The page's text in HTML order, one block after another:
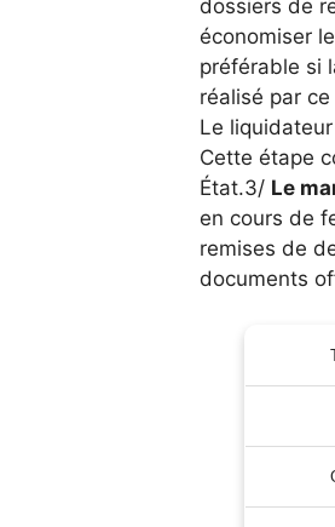
dossiers de
économiser
préférable si
réalisé par
Le
Cette étape
État.3/ Le
en cours de
remises de
documents